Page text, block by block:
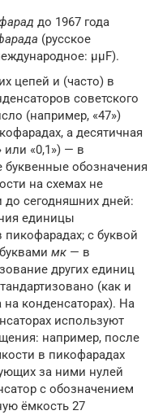
до 1967 года
(русское
µµF).
цепей и (часто) в
советского
(например, «47»)
а десятичная
или «0,1») — в
буквенные обозначения
на схемах не
сегодняшних дней:
единицы
с буквой
мк — в
других единиц
(как и
конденсаторах). На
используют
например, после
в пикофарадах
за ними нулей
с обозначением
ёмкость 27